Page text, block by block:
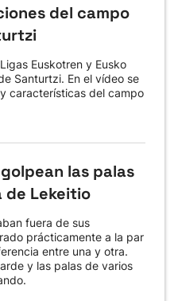
del campo
Euskotren y Eusko
Santurtzi. En el vídeo se
características del campo
las palas
de Lekeitio
fuera de sus
prácticamente a la par
entre una y otra.
y las palas de varios